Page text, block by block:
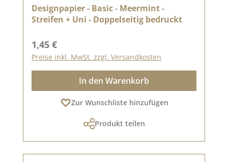
Designpapier - Basic - Meermint -
Streifen + Uni - Doppelseitig bedruckt
Regulärer Preis:
1,45 €
Preise inkl. MwSt. zzgl. Versandkosten
In den Warenkorb
Zur Wunschliste hinzufügen
Produkt teilen